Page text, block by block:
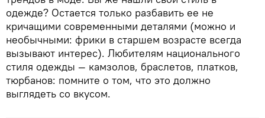
одежде? Остается только разбавить ее не
кричащими современными деталями (можно и
необычными: фрики в старшем возрасте всегда
вызывают интерес). Любителям национального
стиля одежды — камзолов, браслетов, платков,
тюрбанов: помните о том, что это должно
выглядеть со вкусом.